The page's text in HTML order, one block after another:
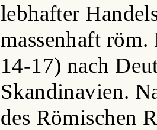
lebhafter
massenhaft
14-17) nach
Skandinavien.
des Römischen